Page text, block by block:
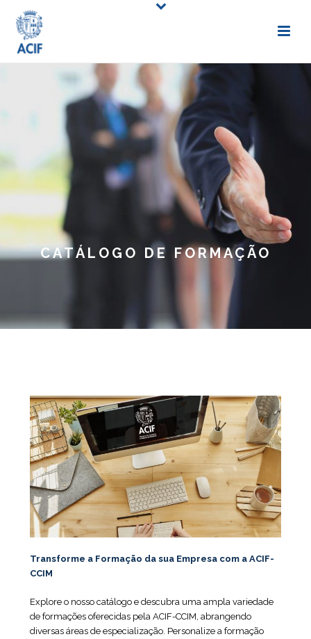
CATÁLOGO DE FORMAÇÃO
Transforme a Formação da sua Empresa com a ACIF-
CCIM
Explore o nosso catálogo e descubra uma ampla variedade
de formações oferecidas pela ACIF-CCIM, abrangendo
diversas áreas de especialização. Personalize a formação